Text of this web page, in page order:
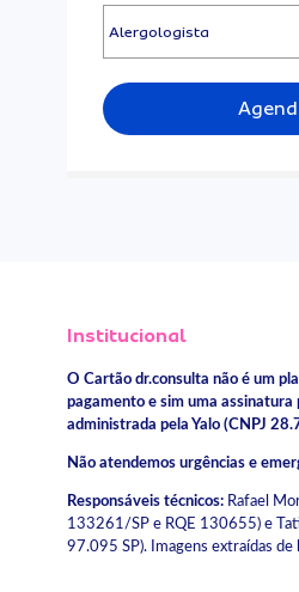
Institucional
O Cartão dr.consulta não é um
pagamento e sim uma assinatura
administrada pela Yalo (CNPJ
Não atendemos urgências e
Responsáveis técnicos:Rafael
133261/SP e RQE 130655) e
97.095 SP). Imagens extraídas de